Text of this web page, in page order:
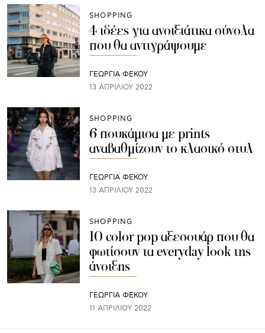
SHOPPING
4 ιδέες για ανοιξιάτικα σύνολα
που θα αντιγράψουμε
ΓΕΩΡΓΙΑ ΦΕΚΟΥ
13 ΑΠΡΙΛΊΟΥ 2022
SHOPPING
6 πουκάμισα με prints
αναβαθμίζουν το κλασικό στυλ
ΓΕΩΡΓΙΑ ΦΕΚΟΥ
13 ΑΠΡΙΛΊΟΥ 2022
SHOPPING
10 color pop αξεσουάρ που θα
φωτίσουν τα everyday look της
άνοιξης
ΓΕΩΡΓΙΑ ΦΕΚΟΥ
11 ΑΠΡΙΛΊΟΥ 2022